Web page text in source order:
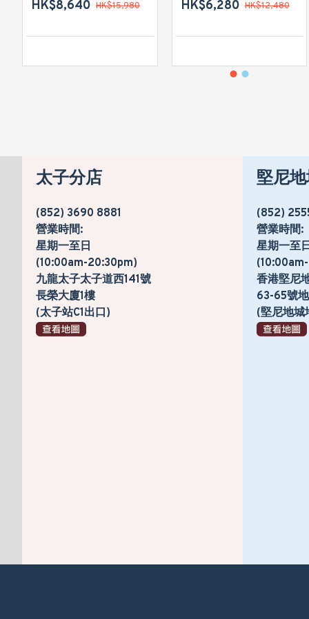
HK$8,640 HK$15,980 HK$6,280 HK$12,480
太子分店
(852) 3690 8881
營業時間:
星期一至日
(10:00am-20:30pm)
九龍太子太子道西141號
長榮大廈1樓
(太子站C1出口)
堅尼
(852)
營業時間:
星期一至
香港堅尼
63-65號
(堅尼地城